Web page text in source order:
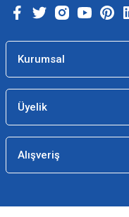
Kurumsal
Üyelik
Alışveriş